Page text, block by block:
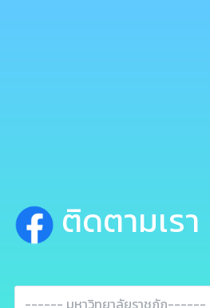
ติดตามเรา